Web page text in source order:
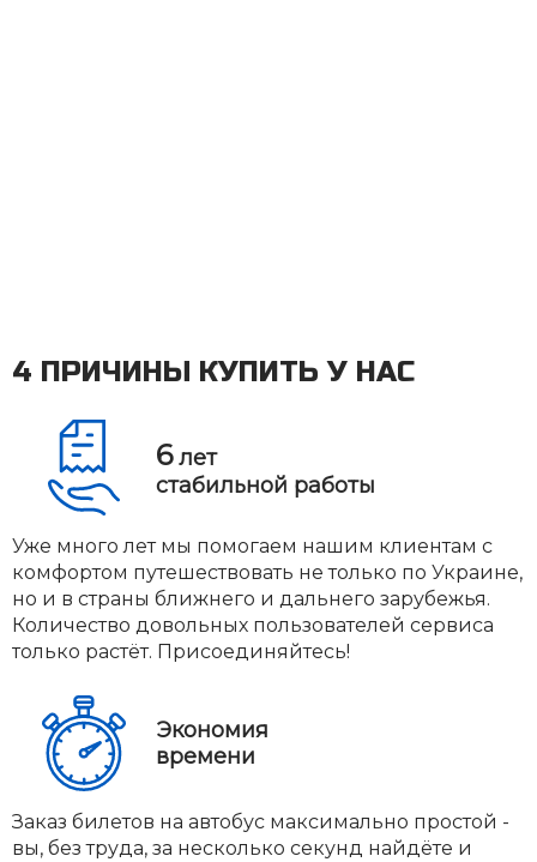
4 ПРИЧИНЫ КУПИТЬ У НАС
6лет
стабильной работы
Уже много лет мы помогаем нашим клиентам с
комфортом путешествовать не только по Украине,
но и в страны ближнего и дальнего зарубежья.
Количество довольных пользователей сервиса
только растёт. Присоединяйтесь!
Экономия
времени
Заказ билетов на автобус максимально простой -
вы, без труда, за несколько секунд найдёте и